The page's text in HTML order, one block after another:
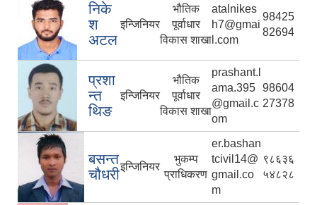
निके
श
अटल
इन्जिनियर
भौतिक
पूर्वाधार
विकास शाखा
atalnikes
h7@gmai
l.com
98425
82694
प्रशा
न्त
थिङ
इन्जिनियर
भौतिक
पूर्वाधार
विकास शाखा
prashant.l
ama.395
@gmail.c
om
98604
27378
बसन्त
चौधरीइन्जिनियर
भुकम्प
प्राधिकरण
er.bashan
tcivil14@
gmail.co
m
९८६३६
५४८२८